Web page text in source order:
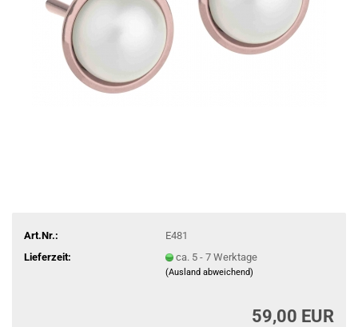
Art.Nr.:
E481
Lieferzeit:
ca. 5 - 7 Werktage
(Ausland abweichend)
59,00 EUR